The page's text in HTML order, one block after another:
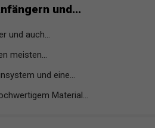
und...
und auch...
meisten...
und eine...
Material...